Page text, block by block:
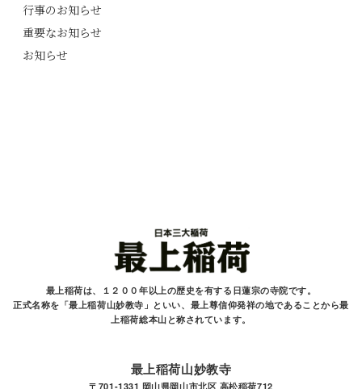
行事のお知らせ
重要なお知らせ
お知らせ
最上稲荷は、１２００年以上の歴史を有する 日蓮宗の寺院です。
正式名称を「最上稲荷山妙教寺」といい、最上尊信仰発祥の地であることから最
上稲荷総本山と称されています。
最上稲荷山妙教寺
〒701-1331 岡山県岡山市北区 高松稲荷712